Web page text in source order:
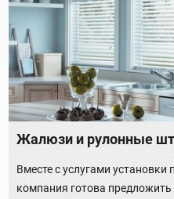
Жалюзи и рулонные
Вместе с услугами
компания готова